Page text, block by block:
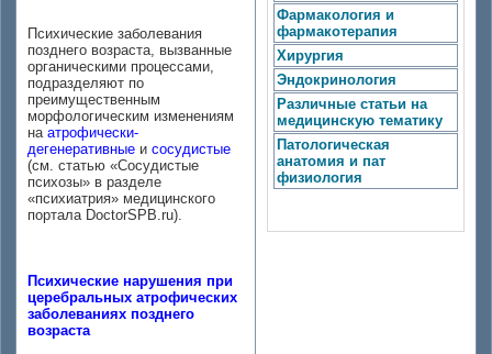
Психические заболевания
позднего возраста, вызванные
органическими процессами,
подразделяют по
преимущественным
морфологическим изменениям
на атрофически-
дегенеративные и сосудистые
(см. статью «Сосудистые
психозы» в разделе
«психиатрия» медицинского
портала DoctorSPB.ru).
Психические нарушения при
церебральных атрофических
заболеваниях позднего
возраста
Фармакология и
фармакотерапия
Хирургия
Эндокринология
Различные статьи на
медицинскую тематику
Патологическая
анатомия и пат
физиология